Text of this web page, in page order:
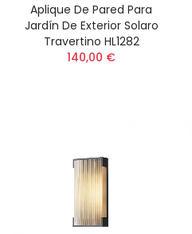
Aplique De Pared Para
Jardín De Exterior Solaro
Travertino HL1282
140,00 €